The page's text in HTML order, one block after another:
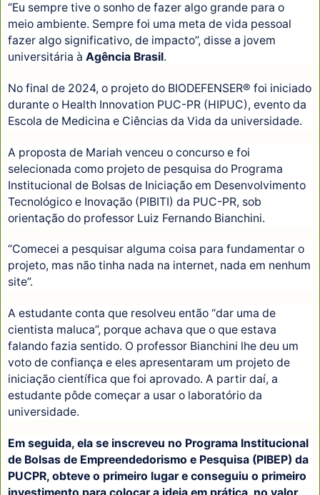
“Eu sempre tive o sonho de fazer algo grande para o
meio ambiente. Sempre foi uma meta de vida pessoal
fazer algo significativo, de impacto”, disse a jovem
universitária à Agência Brasil.
No final de 2024, o projeto do BIODEFENSER® foi iniciado
durante o Health Innovation PUC-PR (HIPUC), evento da
Escola de Medicina e Ciências da Vida da universidade.
A proposta de Mariah venceu o concurso e foi
selecionada como projeto de pesquisa do Programa
Institucional de Bolsas de Iniciação em Desenvolvimento
Tecnológico e Inovação (PIBITI) da PUC-PR, sob
orientação do professor Luiz Fernando Bianchini.
“Comecei a pesquisar alguma coisa para fundamentar o
projeto, mas não tinha nada na internet, nada em nenhum
site”.
A estudante conta que resolveu então “dar uma de
cientista maluca”, porque achava que o que estava
falando fazia sentido. O professor Bianchini lhe deu um
voto de confiança e eles apresentaram um projeto de
iniciação científica que foi aprovado. A partir daí, a
estudante pôde começar a usar o laboratório da
universidade.
Em seguida, ela se inscreveu no Programa Institucional
de Bolsas de Empreendedorismo e Pesquisa (PIBEP) da
PUCPR, obteve o primeiro lugar e conseguiu o primeiro